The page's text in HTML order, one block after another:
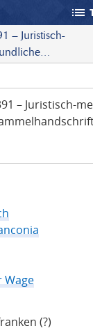
list
– Juristisch-
– Juristisch-
Wage
(?)